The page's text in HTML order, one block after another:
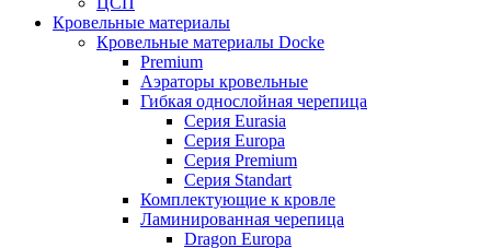
Кровельные материалы
Кровельные материалы Docke
Premium
Аэраторы кровельные
Гибкая однослойная черепица
Серия Eurasia
Серия Europa
Серия Premium
Серия Standart
Комплектующие к кровле
Ламинированная черепица
Dragon Europa